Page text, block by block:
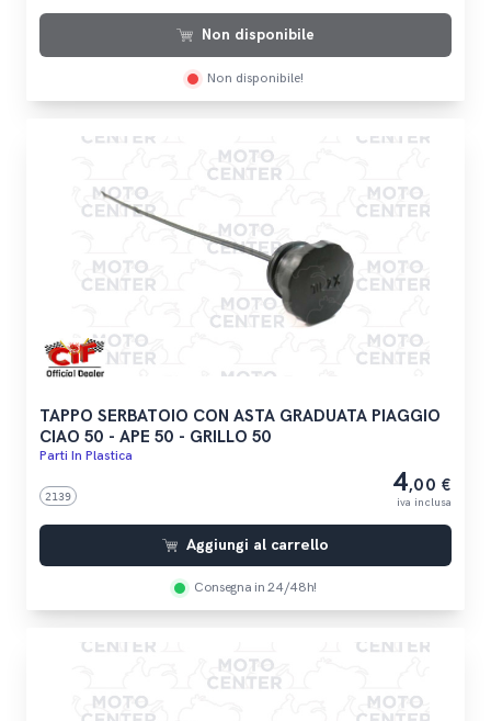
Non disponibile
Non disponibile!
TAPPO SERBATOIO CON ASTA GRADUATA PIAGGIO
CIAO 50 - APE 50 - GRILLO 50
Parti In Plastica
2139 4,00 €
iva inclusa
Aggiungi al carrello
Consegna in 24/48h!